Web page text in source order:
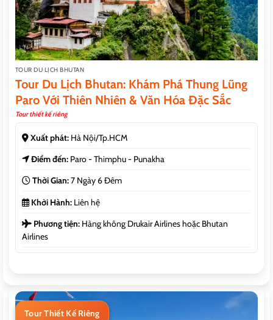
TOUR DU LỊCH BHUTAN
Tour Du Lịch Bhutan: Khám Phá Thung Lũng
Paro Với Thiên Nhiên & Văn Hóa Đặc Sắc
Tour thiết kế riêng
Xuất phát:Hà Nội/Tp.HCM
Điểm đến:Paro - Thimphu - Punakha
Thời Gian:7 Ngày 6 Đêm
Khởi Hành:Liên hệ
Phương tiện:Hàng không Drukair Airlines hoặc Bhutan
Airlines
Tour Thiết Kế Riêng